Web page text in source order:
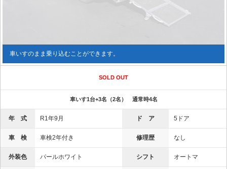
車いすのまま乗り込むことができます。
SOLD OUT
車いす1台+3名（2名） 通常時4名
年 式 R1年9月 ド ア 5ドア
車 検 車検2年付き 修理歴 なし
外装色 パールホワイト シフト オートマ